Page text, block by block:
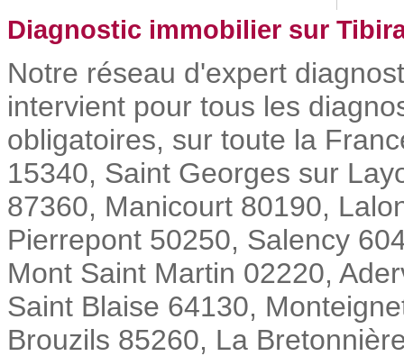
Diagnostic immobilier sur
Notre réseau d'expert
intervient pour tous les
obligatoires, sur toute la
15340, Saint Georges sur
87360, Manicourt 80190,
Pierrepont 50250, Salency
Mont Saint Martin 02220,
Saint Blaise 64130,
Brouzils 85260, La